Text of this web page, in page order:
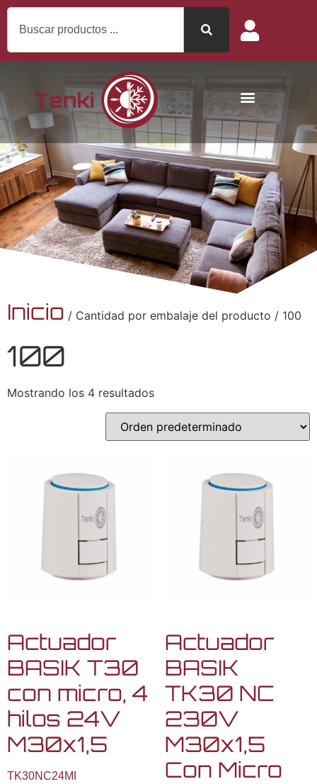
Inicio / Cantidad por embalaje del producto / 100
100
Mostrando los 4 resultados
Actuador
BASIK T30
con micro, 4
hilos 24V
M30x1,5
TK30NC24MI
Actuador
BASIK
TK30 NC
230V
M30x1,5
Con Micro